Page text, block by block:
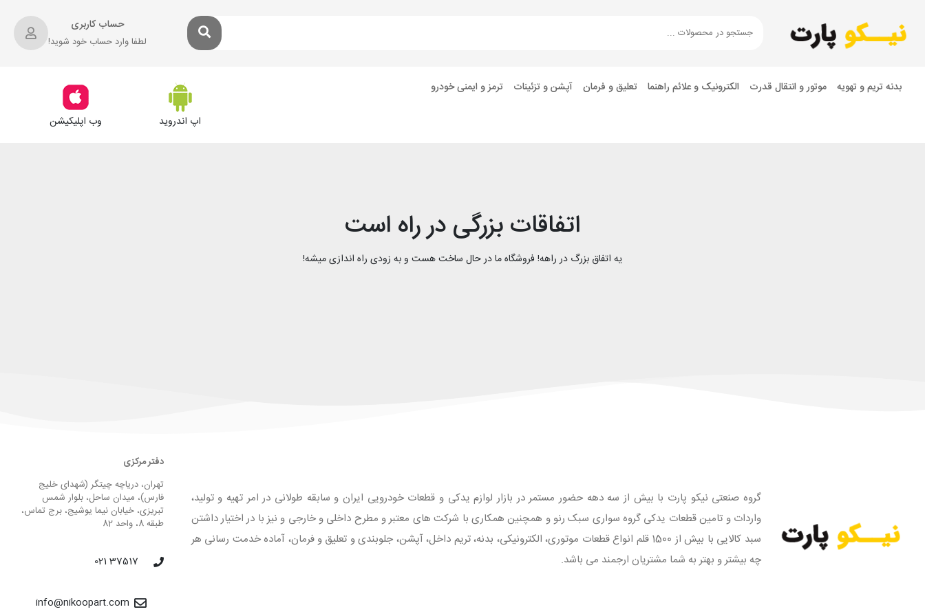
حساب کاربری
لطفا وارد حساب خود شوید!
بدنه تریم و تهویه موتور و انتقال قدرت الکترونیک و علائم راهنما تعلیق و فرمان آپشن و تزئینات ترمز و ایمنی خودرو
اپ اندروید وب اپلیکیشن
اتفاقات بزرگی در راه است
یه اتفاق بزرگ در راهه! فروشگاه ما در حال ساخت هست و به زودی راه اندازی میشه!
گروه صنعتی نیکو پارت با بیش از سه دهه حضور مستمر در بازار لوازم یدکی و قطعات خودرویی ایران و سابقه طولانی در امر تهیه و تولید،
واردات و تامین قطعات یدکی گروه سواری سبک رنو و همچنین همکاری با شرکت های معتبر و مطرح داخلی و خارجی و نیز با در اختیار داشتن
سبد کالایی با بیش از 1500 قلم انواع قطعات موتوری، الکترونیکی، بدنه، تریم داخل، آپشن، جلوبندی و تعلیق و فرمان، آماده خدمت رسانی هر
چه بیشتر و بهتر به شما مشتریان ارجمند می باشد.
دفتر مرکزی
تهران، دریاچه چیتگر (شهدای خلیج
فارس)، میدان ساحل، بلوار شمس
تبریزی، خیابان نیما یوشیج، برج تماس،
طبقه 8، واحد 82
37517 021
info@nikoopart.com